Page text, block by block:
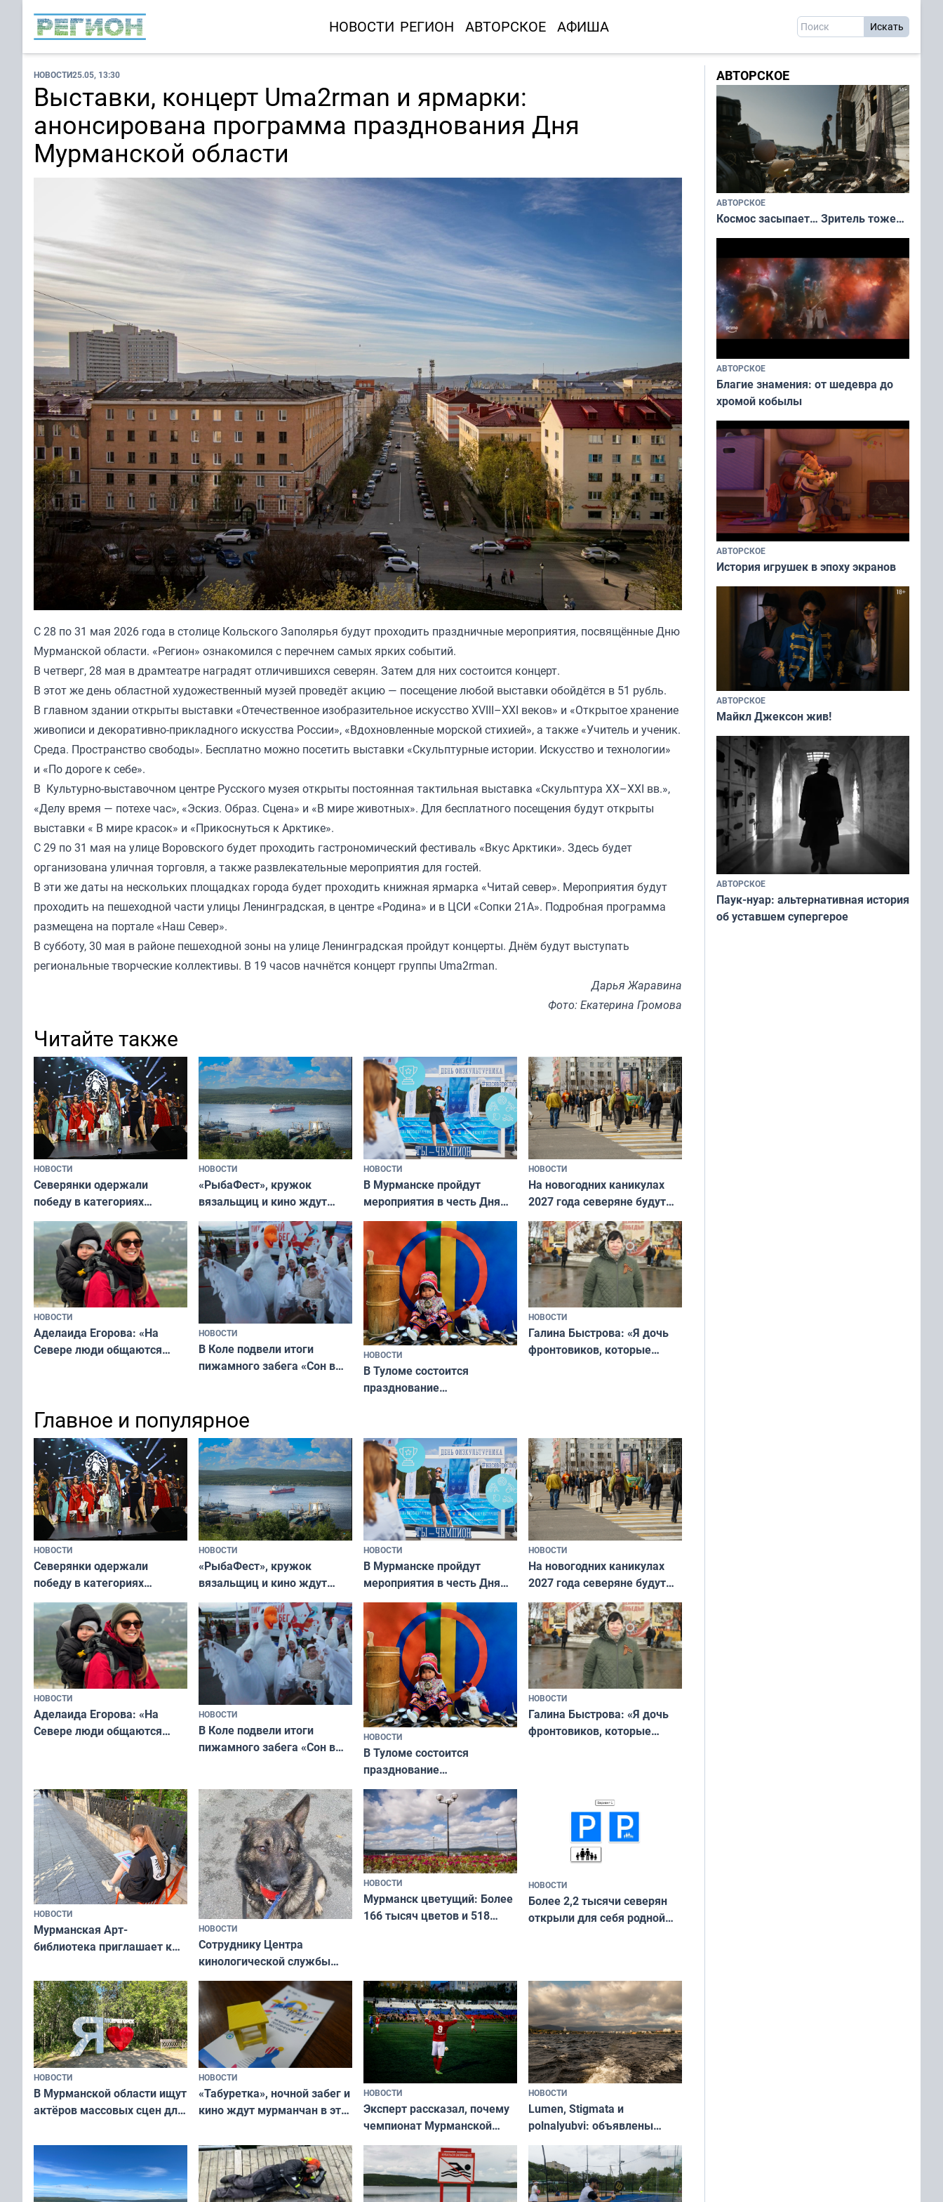
НОВОСТИ РЕГИОН АВТОРСКОЕ АФИША
НОВОСТИ25.05, 13:30
Выставки, концерт Uma2rman и ярмарки:
анонсирована программа празднования Дня
Мурманской области
С 28 по 31 мая 2026 года в столице Кольского Заполярья будут проходить праздничные мероприятия, посвящённые Дню
Мурманской области. «Регион» ознакомился с перечнем самых ярких событий.
В четверг, 28 мая в драмтеатре наградят отличившихся северян. Затем для них состоится концерт.
В этот же день областной художественный музей проведёт акцию — посещение любой выставки обойдётся в 51 рубль.
В главном здании открыты выставки «Отечественное изобразительное искусство XVIII–XXI веков» и «Открытое хранение
живописи и декоративно-прикладного искусства России», «Вдохновленные морской стихией», а также «Учитель и ученик.
Среда. Пространство свободы». Бесплатно можно посетить выставки «Скульптурные истории. Искусство и технологии»
и «По дороге к себе».
В Культурно-выставочном центре Русского музея открыты постоянная тактильная выставка «Скульптура XX–XXI вв.»,
«Делу время — потехе час», «Эскиз. Образ. Сцена» и «В мире животных». Для бесплатного посещения будут открыты
выставки « В мире красок» и «Прикоснуться к Арктике».
С 29 по 31 мая на улице Воровского будет проходить гастрономический фестиваль «Вкус Арктики». Здесь будет
организована уличная торговля, а также развлекательные мероприятия для гостей.
В эти же даты на нескольких площадках города будет проходить книжная ярмарка «Читай север». Мероприятия будут
проходить на пешеходной части улицы Ленинградская, в центре «Родина» и в ЦСИ «Сопки 21А». Подробная программа
размещена на портале «Наш Север».
В субботу, 30 мая в районе пешеходной зоны на улице Ленинградская пройдут концерты. Днём будут выступать
региональные творческие коллективы. В 19 часов начнётся концерт группы Uma2rman.
Дарья Жаравина
Фото: Екатерина Громова
Читайте также
НОВОСТИ
Северянки одержали
победу в категориях
всероссийского конкурса
«Мисс и Миссис Великая
Русь»
НОВОСТИ
«РыбаФест», кружок
вязальщиц и кино ждут
мурманчан в эти выходные
НОВОСТИ
В Мурманске пройдут
мероприятия в честь Дня
физкультурника
НОВОСТИ
На новогодних каникулах
2027 года северяне будут
отдыхать 11 дней
НОВОСТИ
Аделаида Егорова: «На
Севере люди общаются
НОВОСТИ
В Коле подвели итоги
пижамного забега «Сон в
НОВОСТИ
В Туломе состоится
празднование
НОВОСТИ
Галина Быстрова: «Я дочь
фронтовиков, которые
Главное и популярное
НОВОСТИ
Северянки одержали
победу в категориях
всероссийского конкурса
«Мисс и Миссис Великая
Русь»
НОВОСТИ
«РыбаФест», кружок
вязальщиц и кино ждут
мурманчан в эти выходные
НОВОСТИ
В Мурманске пройдут
мероприятия в честь Дня
физкультурника
НОВОСТИ
На новогодних каникулах
2027 года северяне будут
отдыхать 11 дней
НОВОСТИ
Аделаида Егорова: «На
Севере люди общаются
НОВОСТИ
В Коле подвели итоги
пижамного забега «Сон в
НОВОСТИ
В Туломе состоится
празднование
Международного дня
коренных народов мира
НОВОСТИ
Галина Быстрова: «Я дочь
фронтовиков, которые
НОВОСТИ
Мурманская Арт-
библиотека приглашает к
и фотографов
НОВОСТИ
Сотруднику Центра
кинологической службы
ищут новый дом
НОВОСТИ
Мурманск цветущий: Более
166 тысяч цветов и 518
НОВОСТИ
Более 2,2 тысячи северян
открыли для себя родной
НОВОСТИ
В Мурманской области ищут
актёров массовых сцен для
короткометражном фильме
НОВОСТИ
«Табуретка», ночной забег и
кино ждут мурманчан в эти
НОВОСТИ
Эксперт рассказал, почему
чемпионат Мурманской
области по футболу остался
незамеченным
НОВОСТИ
Lumen, Stigmata и
polnalyubvi: объявлены
хедлайнеры фестиваля
«Имандра» в 2026 года
АВТОРСКОЕ
АВТОРСКОЕ
Космос засыпает… Зритель тоже…
АВТОРСКОЕ
Благие знамения: от шедевра до
хромой кобылы
АВТОРСКОЕ
История игрушек в эпоху экранов
АВТОРСКОЕ
Майкл Джексон жив!
АВТОРСКОЕ
Паук-нуар: альтернативная история
об уставшем супергерое